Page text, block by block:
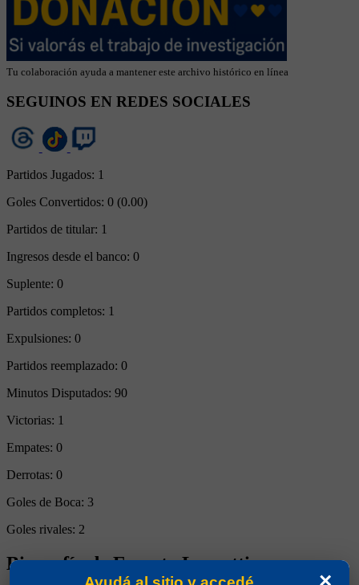
Tu colaboración ayuda a mantener este archivo histórico en línea
SEGUINOS EN REDES SOCIALES
Partidos Jugados: 1
Goles Convertidos: 0 (0.00)
Partidos de titular: 1
Ingresos desde el banco: 0
Suplente: 0
Partidos completos: 1
Expulsiones: 0
Partidos reemplazado: 0
Minutos Disputados: 90
Victorias: 1
Empates: 0
Derrotas: 0
Goles de Boca: 3
Goles rivales: 2
Biografía de Ernesto Lazzatti